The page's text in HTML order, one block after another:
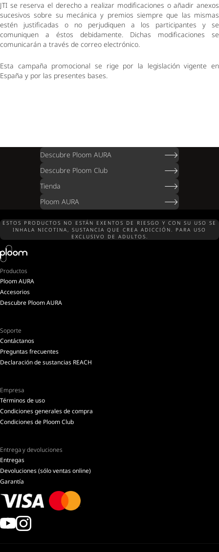
JTI se reserva el derecho a realizar modificaciones o añadir anexos
sucesivos sobre su mecánica y premios siempre que las mismas
estén justificadas o no perjudiquen a los participantes y se
comuniquen a éstos debidamente. Dichas modificaciones se
comunicarán a través de correo electrónico.
Esta campaña promocional se rige por la legislación vigente en
España y por las presentes bases.
Descubre Ploom AURA
Descubre Ploom Club
Tienda
Ploom AURA
ESTOS PRODUCTOS NO ESTÁN EXENTOS DE RIESGO Y CON SU USO SE
INHALA NICOTINA, SUSTANCIA QUE CREA ADICCIÓN. PARA USO
EXCLUSIVO DE ADULTOS.
Productos
Ploom AURA
Accesorios
Descubre Ploom AURA
Soporte
Contáctanos
Preguntas frecuentes
Declaración de sustancias REACH
Empresa
Términos de uso
Condiciones generales de compra
Condiciones de Ploom Club
Entrega y devoluciones
Entregas
Devoluciones (sólo ventas online)
Garantía